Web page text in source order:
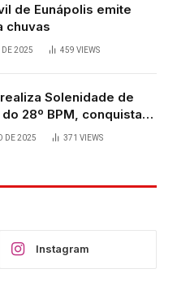
de Eunápolis emite
chuvas
DE 2025 459 VIEWS
Solenidade de
28º BPM, conquista
por articulação política
DE 2025 371 VIEWS
Instagram